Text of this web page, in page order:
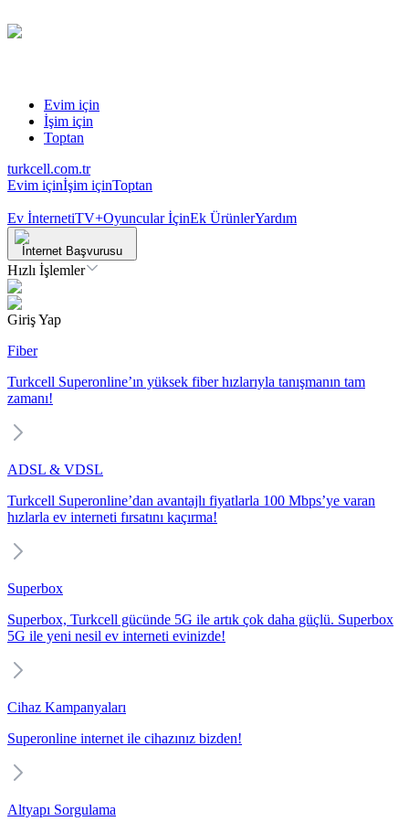
Evim için
İşim için
Toptan
turkcell.com.tr
Evim içinİşim içinToptan
Ev İnternetiTV+Oyuncular İçinEk ÜrünlerYardım
İnternet Başvurusu
Hızlı İşlemler
Giriş Yap
Fiber
Turkcell Superonline’ın yüksek fiber hızlarıyla tanışmanın tam
zamanı!
ADSL & VDSL
Turkcell Superonline’dan avantajlı fiyatlarla 100 Mbps’ye varan
hızlarla ev interneti fırsatını kaçırma!
Superbox
Superbox, Turkcell gücünde 5G ile artık çok daha güçlü. Superbox
5G ile yeni nesil ev interneti evinizde!
Cihaz Kampanyaları
Superonline internet ile cihazınız bizden!
Altyapı Sorgulama